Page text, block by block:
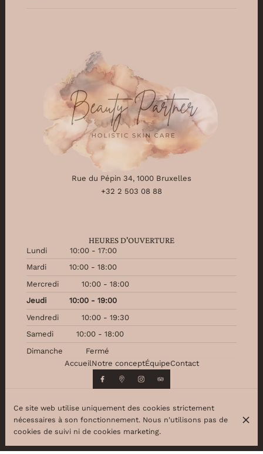
Rue du Pépin 34, 1000 Bruxelles
+32 2 503 08 88
HEURES D'OUVERTURE
Lundi
10:00 - 17:00
Mardi
10:00 - 18:00
Mercredi
10:00 - 18:00
Jeudi
10:00 - 19:00
Vendredi
10:00 - 19:30
Samedi
10:00 - 18:00
Dimanche
Fermé
Accueil Notre conceptÉquipeContact
© Beauty Partner 2026
Mentions légalesProtection des données
Paramètres des cookies
Ce site web utilise uniquement des cookies strictement
nécessaires à son fonctionnement. Nous n'utilisons pas de
cookies de suivi ni de cookies marketing.